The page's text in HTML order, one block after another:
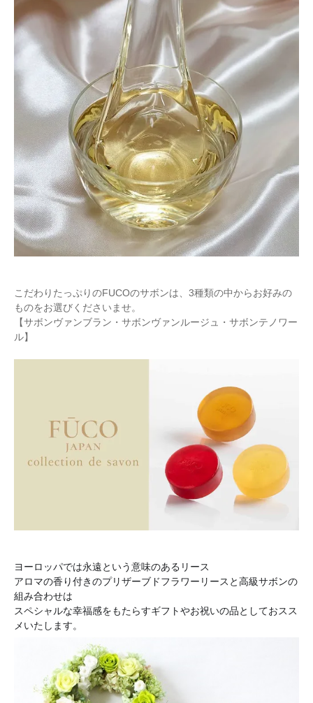
こだわりたっぷりのFUCOのサボンは、3種類の中からお好みの
ものをお選びくださいませ。
【サボンヴァンブラン・サボンヴァンルージュ・サボンテノワー
ル】
ヨーロッパでは永遠という意味のあるリース
アロマの香り付きのプリザーブドフラワーリースと高級サボンの
組み合わせは
スペシャルな幸福感をもたらすギフトやお祝いの品としておスス
メいたします。